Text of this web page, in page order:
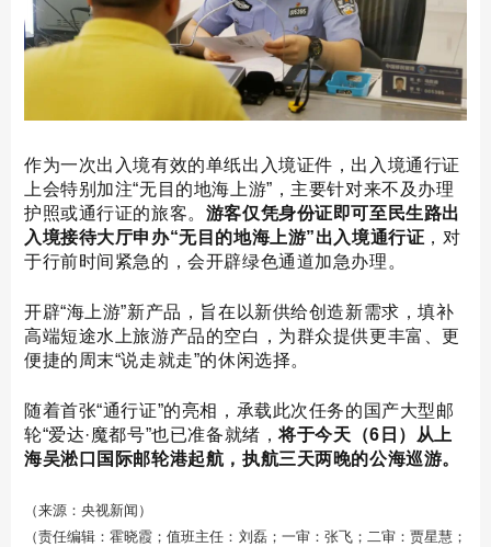
作为一次出入境有效的单纸出入境证件，出入境通行证
上会特别加注“无目的地海上游”，主要针对来不及办理
护照或通行证的旅客。 游客仅凭身份证即可至民生路出
入境接待大厅申办“无目的地海上游”出入境通行证 ，对
于行前时间紧急的，会开辟绿色通道加急办理。
开辟“海上游”新产品，旨在以新供给创造新需求，填补
高端短途水上旅游产品的空白，为群众提供更丰富、更
便捷的周末“说走就走”的休闲选择。
随着首张“通行证”的亮相，承载此次任务的国产大型邮
轮“爱达·魔都号”也已准备就绪，将于今天（6日 ）从上
海吴淞口国际邮轮港起航，执航三天两晚的公海巡游。
（来源：央视新闻）
（责任编辑：霍晓霞；值班主任：刘磊；一审：张飞；二审：贾星慧；